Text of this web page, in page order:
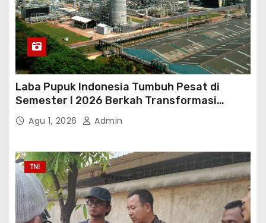
Laba Pupuk Indonesia Tumbuh Pesat di
Semester I 2026 Berkah Transformasi
Danantara
Agu 1, 2026 Admin
TNI